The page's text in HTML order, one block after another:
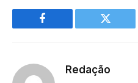
Facebook Twitter
Redação